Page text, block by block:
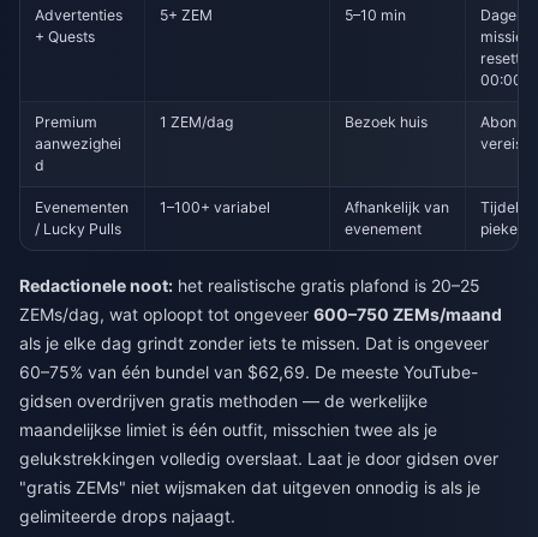
Advertenties
+ Quests
5+ ZEM 5–10 min
missies
00:00
Premium
aanwezighei
d
1 ZEM/dag Bezoek huis
vereist
Evenementen
/ Lucky Pulls
1–100+ variabel
Afhankelijk van
evenement
pieken
Redactionele noot: het realistische gratis plafond is 20–25
ZEMs/dag, wat oploopt tot ongeveer 600–750 ZEMs/maand
als je elke dag grindt zonder iets te missen. Dat is ongeveer
60–75% van één bundel van $62,69. De meeste YouTube-
gidsen overdrijven gratis methoden — de werkelijke
maandelijkse limiet is één outfit, misschien twee als je
gelukstrekkingen volledig overslaat. Laat je door gidsen over
"gratis ZEMs" niet wijsmaken dat uitgeven onnodig is als je
gelimiteerde drops najaagt.